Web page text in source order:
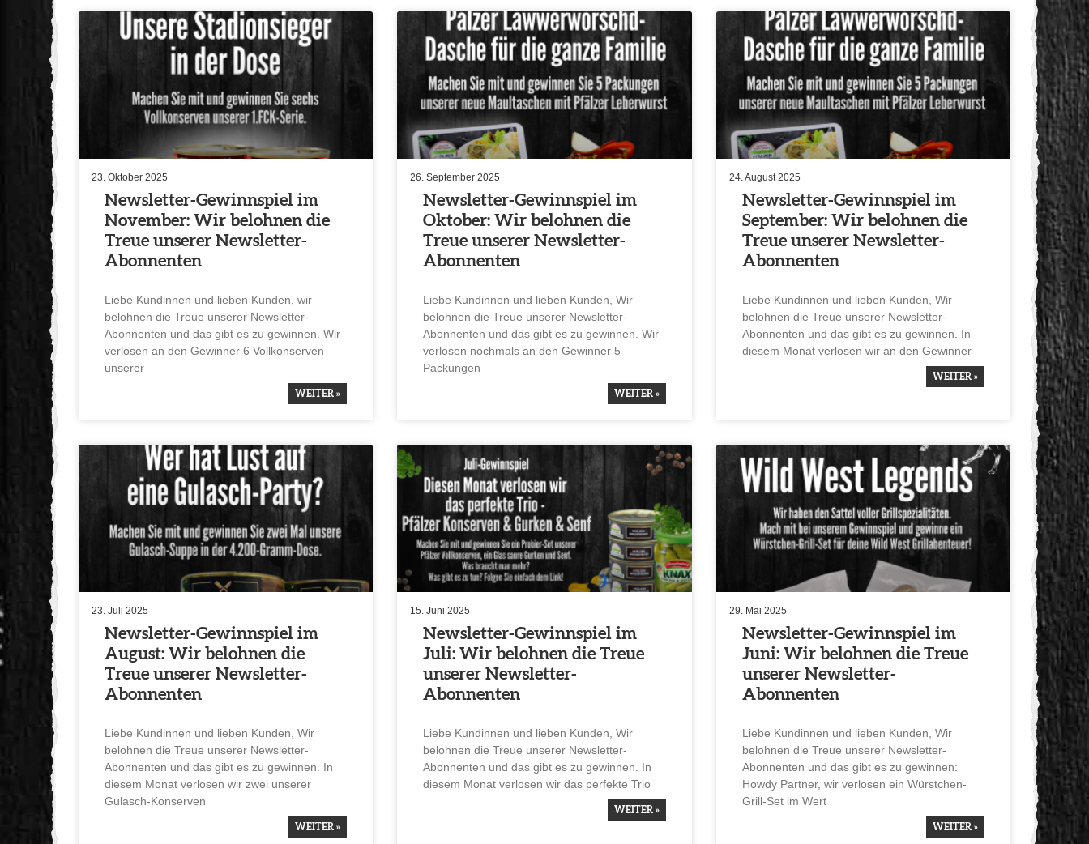
Newsletter-Gewinn­spiel im
November: Wir belohnen die
Treue unserer Newsletter-
Abonnenten
Liebe Kundinnen und lieben Kunden, wir
belohnen die Treue unserer Newsletter-
Abonnenten und das gibt es zu gewinnen. Wir
verlosen an den Gewinner 6 Vollkon­serven
unserer
WEITER »
23. Oktober 2025
Newsletter-Gewinn­spiel im
Oktober: Wir belohnen die
Treue unserer Newsletter-
Abonnenten
Liebe Kundinnen und lieben Kunden, Wir
belohnen die Treue unserer Newsletter-
Abonnenten und das gibt es zu gewinnen. Wir
verlosen nochmals an den Gewinner 5
Packungen
WEITER »
26. September 2025
Newsletter-Gewinn­spiel im
September: Wir belohnen die
Treue unserer Newsletter-
Abonnenten
Liebe Kundinnen und lieben Kunden, Wir
belohnen die Treue unserer Newsletter-
Abonnenten und das gibt es zu gewinnen. In
diesem Monat verlosen wir an den Gewinner
WEITER »
24. August 2025
Newsletter-Gewinn­spiel im
August: Wir belohnen die
Treue unserer Newsletter-
Abonnenten
Liebe Kundinnen und lieben Kunden, Wir
belohnen die Treue unserer Newsletter-
Abonnenten und das gibt es zu gewinnen. In
diesem Monat verlosen wir zwei unserer
Gulasch-Konserven
WEITER »
23. Juli 2025
Newsletter-Gewinn­spiel im
Juli: Wir belohnen die Treue
unserer Newsletter-
Abonnenten
Liebe Kundinnen und lieben Kunden, Wir
belohnen die Treue unserer Newsletter-
Abonnenten und das gibt es zu gewinnen. In
diesem Monat verlosen wir das perfekte Trio
WEITER »
15. Juni 2025
Newsletter-Gewinn­spiel im
Juni: Wir belohnen die Treue
unserer Newsletter-
Abonnenten
Liebe Kundinnen und lieben Kunden, Wir
belohnen die Treue unserer Newsletter-
Abonnenten und das gibt es zu gewinnen:
Howdy Partner, wir verlosen ein Würst­chen-
Grill-Set im Wert
WEITER »
29. Mai 2025